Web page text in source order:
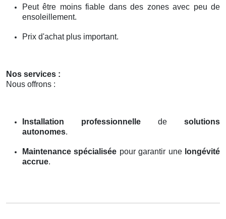
Peut être moins fiable dans des zones avec peu de
ensoleillement.
Prix d'achat plus important.
Nos services :
Nous offrons :
Installation professionnelle de solutions
autonomes.
Maintenance spécialisée pour garantir une longévité
accrue.